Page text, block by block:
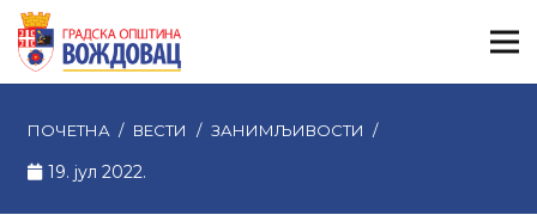
ПОЧЕТНА / ВЕСТИ / ЗАНИМЉИВОСТИ /
19. јул 2022.